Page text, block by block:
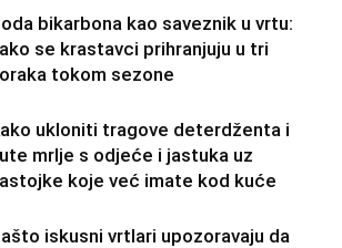
bikarbona kao saveznik u vrtu:
se krastavci prihranjuju u tri
tokom sezone
ukloniti tragove deterdženta i
mrlje s odjeće i jastuka uz
koje već imate kod kuće
iskusni vrtlari upozoravaju da